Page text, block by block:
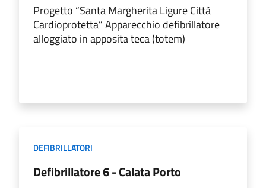
Progetto “Santa Margherita Ligure Città
Cardioprotetta” Apparecchio defibrillatore
alloggiato in apposita teca (totem)
DEFIBRILLATORI
Defibrillatore 6 - Calata Porto